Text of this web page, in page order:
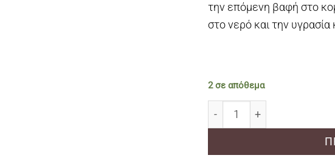
την επόμενη βαφή στο
στο νερό και την
2 σε απόθεμα